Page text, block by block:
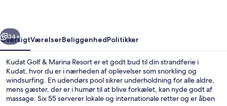
Næste
34+
OversigtVærelserBeliggenhedPolitikker
Kudat Golf & Marina Resort er et godt bud til din strandferie i
Kudat, hvor du er i nærheden af oplevelser som snorkling og
windsurfing. En udendørs pool sikrer underholdning for alle aldre,
mens gæster, der er i humør til at blive forkælet, kan nyde godt af
massage. Six 55 serverer lokale og internationale retter og er åben